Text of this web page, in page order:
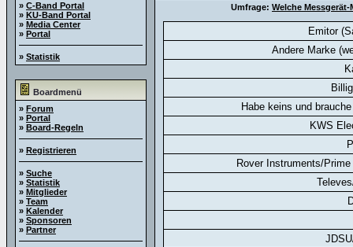
» C-Band Portal
» KU-Band Portal
» Media Center
» Portal
» Statistik
Boardmenü
» Forum
» Portal
» Board-Regeln
» Registrieren
» Suche
» Statistik
» Mitglieder
» Team
» Kalender
» Sponsoren
» Partner
Umfrage: Welche
Emitor
Andere Marke
Habe keins und
KWS
Rover Instruments/